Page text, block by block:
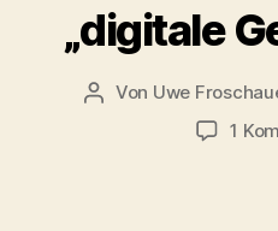
„digitale
Beitragsautor
Von Uwe
1